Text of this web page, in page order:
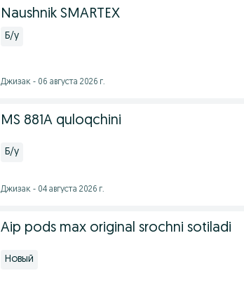
Naushnik SMARTEX
Б/у
Джизак - 06 августа 2026 г.
MS 881A quloqchini
Б/у
Джизак - 04 августа 2026 г.
Aip pods max original srochni sotiladi
Новый